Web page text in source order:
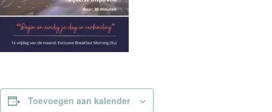
Toevoegen aan kalender